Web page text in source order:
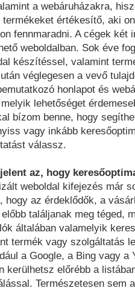
a webáruházakra,
értékesítő, aki
fennmaradni. A cégek két
weboldalban. Sok éve
készítéssel, valamint
véglegesen a vevő
honlapot és
lehetőséget
bízom benne, hogy
vagy inkább
válassz.
az, hogy
weboldal kifejezés már
hogy az érdeklődők, a
találjanak meg téged,
általában valamelyik
termék vagy szolgáltatás
a Google, a Bing vagy a
kerülhetsz előrébb a
Természetesen sem